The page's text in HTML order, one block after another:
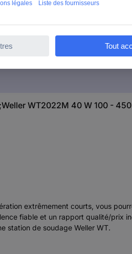
100 - 450 °C avec panne à
WT2022M 40 W 100 -
extrêmement courts, vous
fiable et un rapport qualité/prix
station de soudage Weller WT.